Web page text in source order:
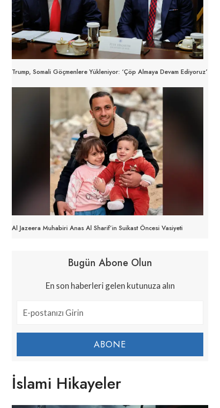
Trump, Somali Göçmenlere Yükleniyor: ‘Çöp Almaya Devam Ediyoruz’
Al Jazeera Muhabiri Anas Al Sharif’in Suikast Öncesi Vasiyeti
Bugün Abone Olun
En son haberleri gelen kutunuza alın
ABONE
İslami Hikayeler